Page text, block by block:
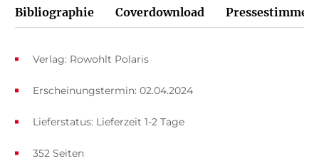
Bibliographie Coverdownload Pressestimmen
Verlag: Rowohlt Polaris
Erscheinungstermin: 02.04.2024
Lieferstatus: Lieferzeit 1-2 Tage
352 Seiten